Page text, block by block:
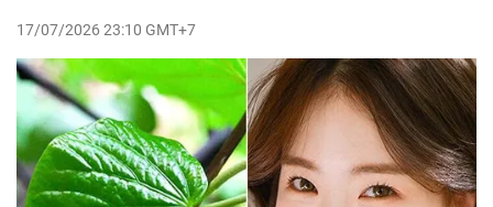
17/07/2026 23:10 GMT+7